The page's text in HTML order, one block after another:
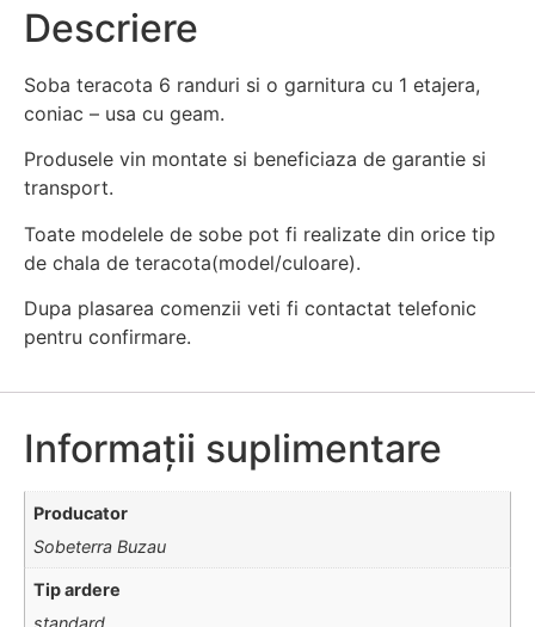
Descriere
Soba teracota 6 randuri si o garnitura cu 1 etajera,
coniac – usa cu geam.
Produsele vin montate si beneficiaza de garantie si
transport.
Toate modelele de sobe pot fi realizate din orice tip
de chala de teracota(model/culoare).
Dupa plasarea comenzii veti fi contactat telefonic
pentru confirmare.
Informații suplimentare
Producator
Sobeterra Buzau
Tip ardere